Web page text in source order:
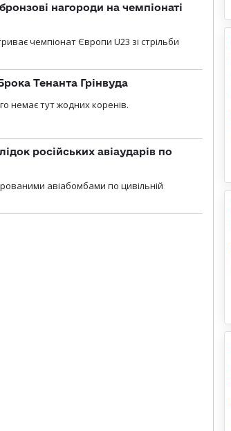
нагороди на чемпіонаті
чемпіонат Європи U23 зі стрільби
Тенанта Грінвуда
немає тут жодних коренів.
російських авіаударів по
авіабомбами по цивільній